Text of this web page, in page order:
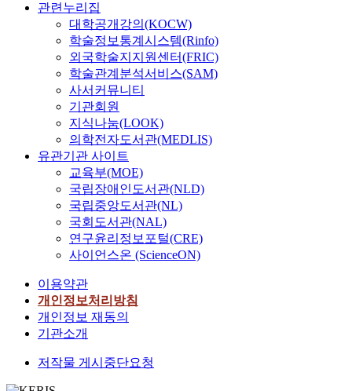
관련누리집
대학공개강의(KOCW)
학술정보통계시스템(Rinfo)
외국학술지지원센터(FRIC)
학술관계분석서비스(SAM)
사서커뮤니티
기관회원
지식나눔(LOOK)
의학전자도서관(MEDLIS)
유관기관 사이트
교육부(MOE)
국립장애인도서관(NLD)
국립중앙도서관(NL)
국회도서관(NAL)
연구윤리정보포털(CRE)
사이언스온 (ScienceON)
이용약관
개인정보처리방침
개인정보 재동의
기관소개
저작물 게시중단요청